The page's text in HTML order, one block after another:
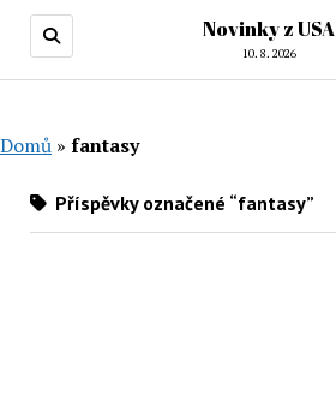
Novinky z USA
10. 8. 2026
Domů » fantasy
Příspěvky označené “fantasy”